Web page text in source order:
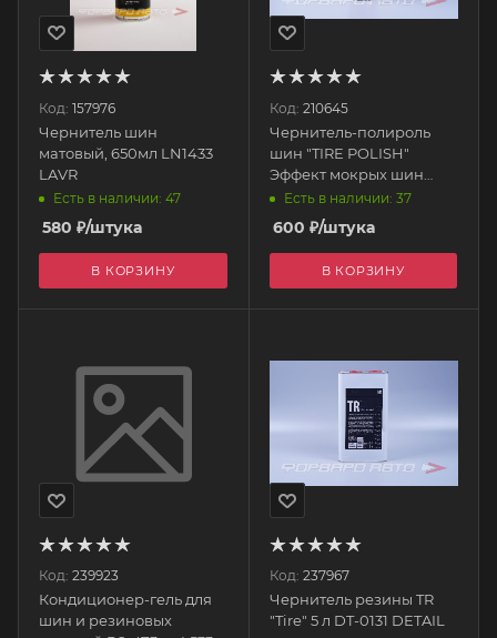
Код: 157976
Чернитель шин
матовый, 650мл LN1433
LAVR
Есть в наличии: 47
580 ₽/штука
В КОРЗИНУ
Код: 210645
Чернитель-полироль
шин "TIRE POLISH"
Эффект мокрых шин
(аэрозоль), 500 мл
700670 GRASS
Есть в наличии: 37
600 ₽/штука
В КОРЗИНУ
Код: 239923
Кондиционер-гель для
шин и резиновых
Код: 237967
Чернитель резины TR
"Tire" 5 л DT-0131 DETAIL